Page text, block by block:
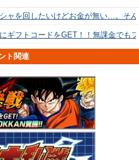
ャを回したいけどお金が無い…。そ
ギフトコードをGET！！無課金でも
ト関連